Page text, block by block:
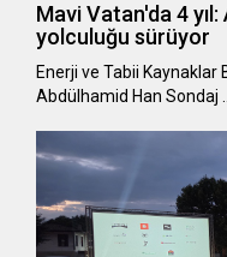
Mavi Vatan'da 4
yolculuğu sürüyor
Enerji ve Tabii Kaynaklar
Abdülhamid Han Sondaj